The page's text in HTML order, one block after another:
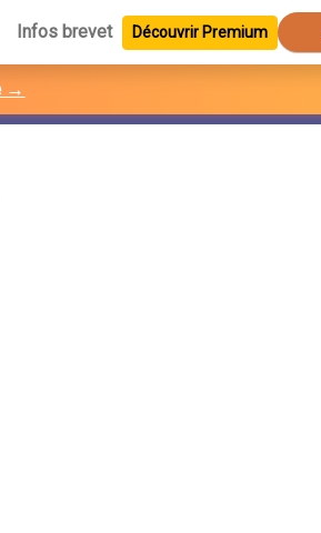
Infos brevet Découvrir Premium
→